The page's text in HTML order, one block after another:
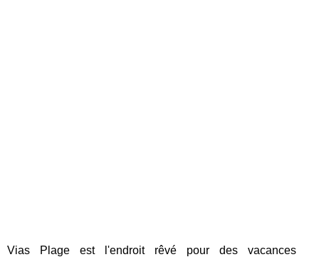
Vias Plage est l'endroit rêvé pour des vacances